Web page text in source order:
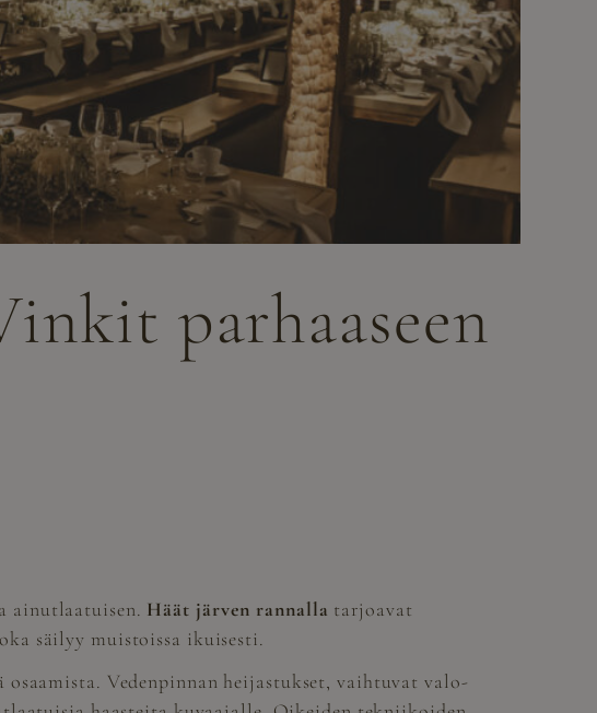
parhaaseen
ainutlaatuisen. Häät järven rannalla tarjoavat
säilyy muistoissa ikuisesti.
Vedenpinnan heijastukset, vaihtuvat valo-